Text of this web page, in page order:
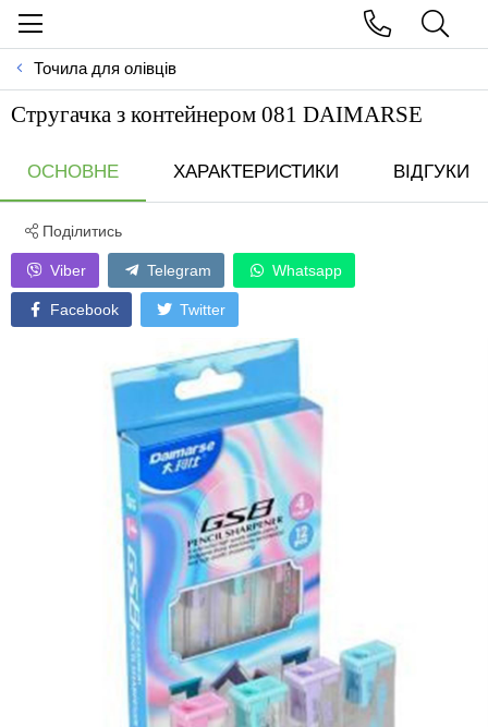
Точила для олівців
Стругачка з контейнером 081 DAIMARSE
ОСНОВНЕ ХАРАКТЕРИСТИКИ ВІДГУКИ
Поділитись
Viber Telegram Whatsapp
Facebook Twitter